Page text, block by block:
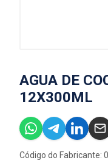
AGUA DE
12X300ML
Código do Fabricante: